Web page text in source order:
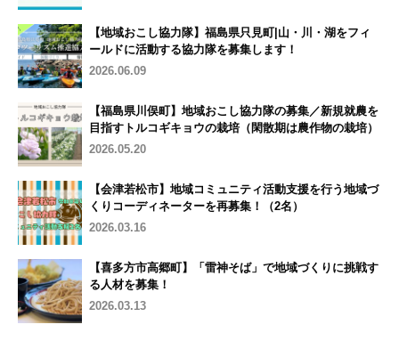
【地域おこし協力隊】福島県只見町|山・川・湖をフィ
ールドに活動する協力隊を募集します！
2026.06.09
【福島県川俣町】地域おこし協力隊の募集／新規就農を
目指すトルコギキョウの栽培（閑散期は農作物の栽培）
2026.05.20
【会津若松市】地域コミュニティ活動支援を行う地域づ
くりコーディネーターを再募集！（2名）
2026.03.16
【喜多方市高郷町】「雷神そば」で地域づくりに挑戦す
る人材を募集！
2026.03.13